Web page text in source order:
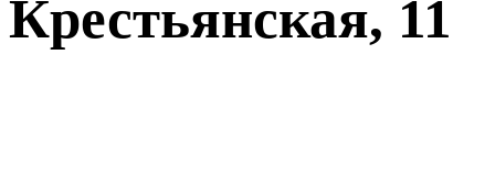
Крестьянская, 11